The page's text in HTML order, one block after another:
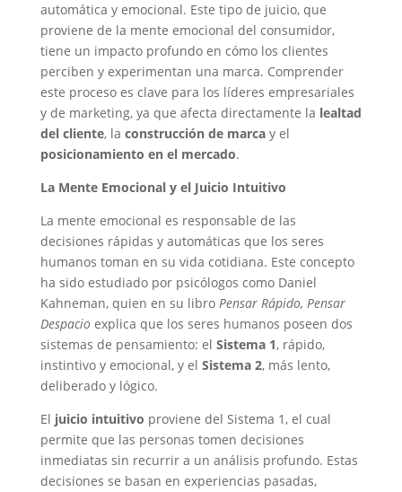
automática y emocional. Este tipo de juicio, que
proviene de la mente emocional del consumidor,
tiene un impacto profundo en cómo los clientes
perciben y experimentan una marca. Comprender
este proceso es clave para los líderes empresariales
y de marketing, ya que afecta directamente la lealtad
del cliente, la construcción de marcay el
posicionamiento en el mercado.
La Mente Emocional y el Juicio Intuitivo
La mente emocional es responsable de las
decisiones rápidas y automáticas que los seres
humanos toman en su vida cotidiana. Este concepto
ha sido estudiado por psicólogos como Daniel
Kahneman, quien en su libro Pensar Rápido, Pensar
Despacioexplica que los seres humanos poseen dos
sistemas de pensamiento: el Sistema 1, rápido,
instintivo y emocional, y el Sistema 2, más lento,
deliberado y lógico.
El juicio intuitivo proviene del Sistema 1, el cual
permite que las personas tomen decisiones
inmediatas sin recurrir a un análisis profundo. Estas
decisiones se basan en experiencias pasadas,